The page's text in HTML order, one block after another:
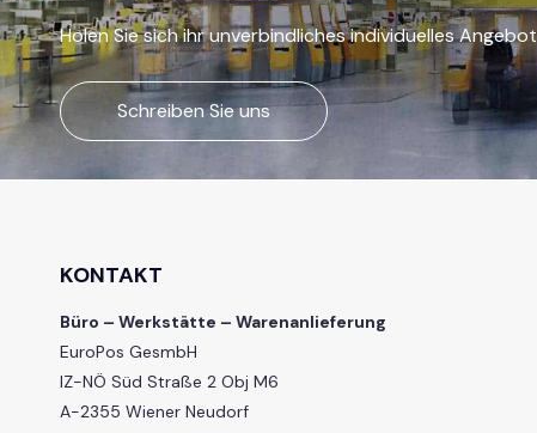
Holen Sie sich ihr unverbindliches individuelles Angebot
Schreiben Sie uns
KONTAKT
Büro – Werkstätte – Warenanlieferung
EuroPos GesmbH
IZ-NÖ Süd Straße 2 Obj M6
A-2355 Wiener Neudorf